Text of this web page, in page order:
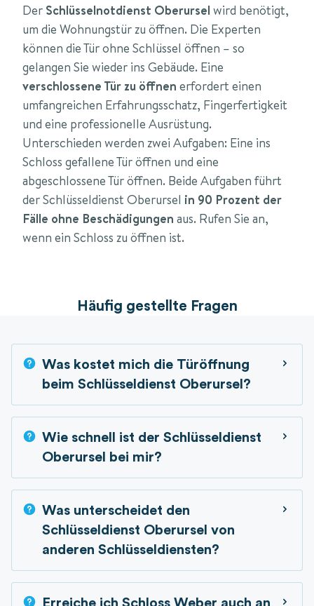
Der Schlüsselnotdienst Oberursel wird benötigt,
um die Wohnungstür zu öffnen. Die Experten
können die Tür ohne Schlüssel öffnen – so
gelangen Sie wieder ins Gebäude. Eine
verschlossene Tür zu öffnen erfordert einen
umfangreichen Erfahrungsschatz, Fingerfertigkeit
und eine professionelle Ausrüstung.
Unterschieden werden zwei Aufgaben: Eine ins
Schloss gefallene Tür öffnen und eine
abgeschlossene Tür öffnen. Beide Aufgaben führt
der Schlüsseldienst Oberursel in 90 Prozent der
Fälle ohne Beschädigungen aus. Rufen Sie an,
wenn ein Schloss zu öffnen ist.
Häufig gestellte Fragen
Was kostet mich die Türöffnung
beim Schlüsseldienst Oberursel?
Wie schnell ist der Schlüsseldienst
Oberursel bei mir?
Was unterscheidet den
Schlüsseldienst Oberursel von
anderen Schlüsseldiensten?
Erreiche ich Schloss Weber auch an